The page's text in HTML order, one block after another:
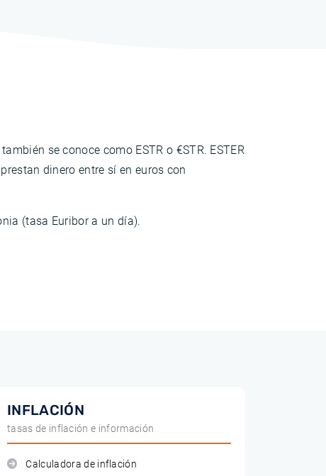
también se conoce como ESTR o €STR. ESTER
dinero entre sí en euros con
(tasa Euribor a un día).
INFLACIÓN
tasas de inflación e información
Calculadora de inflación